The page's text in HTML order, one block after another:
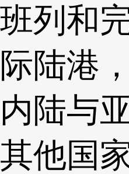
班列和
际陆港
内陆与
其他国